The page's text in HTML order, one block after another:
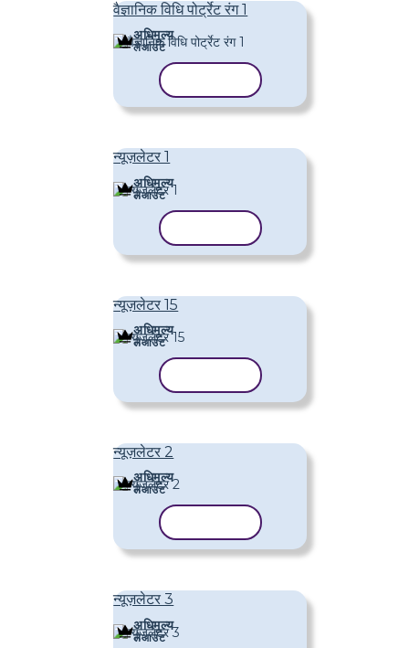
वैज्ञानिक विधि पोर्ट्रेट रंग 1
अधिमूल्य
लेआउट
न्यूज़लेटर 1
अधिमूल्य
लेआउट
न्यूज़लेटर 15
अधिमूल्य
लेआउट
न्यूज़लेटर 2
अधिमूल्य
लेआउट
न्यूज़लेटर 3
अधिमूल्य
लेआउट